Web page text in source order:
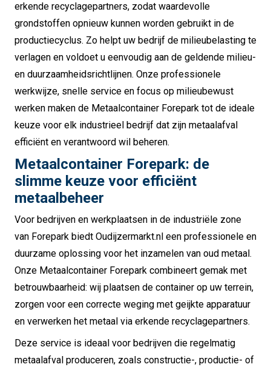
erkende recyclagepartners, zodat waardevolle
grondstoffen opnieuw kunnen worden gebruikt in de
productiecyclus. Zo helpt uw bedrijf de milieubelasting te
verlagen en voldoet u eenvoudig aan de geldende milieu-
en duurzaamheidsrichtlijnen. Onze professionele
werkwijze, snelle service en focus op milieubewust
werken maken de Metaalcontainer Forepark tot de ideale
keuze voor elk industrieel bedrijf dat zijn metaalafval
efficiënt en verantwoord wil beheren.
Metaalcontainer Forepark: de
slimme keuze voor efficiënt
metaalbeheer
Voor bedrijven en werkplaatsen in de industriële zone
van Forepark biedt Oudijzermarkt.nl een professionele en
duurzame oplossing voor het inzamelen van oud metaal.
Onze Metaalcontainer Forepark combineert gemak met
betrouwbaarheid: wij plaatsen de container op uw terrein,
zorgen voor een correcte weging met geijkte apparatuur
en verwerken het metaal via erkende recyclagepartners.
Deze service is ideaal voor bedrijven die regelmatig
metaalafval produceren, zoals constructie-, productie- of